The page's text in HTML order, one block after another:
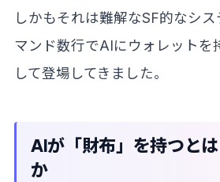
しかもそれは難解なSF的なシ
マンド数行でAIにウォレットを
して登場してきました。
AIが「財布」を持つと
か